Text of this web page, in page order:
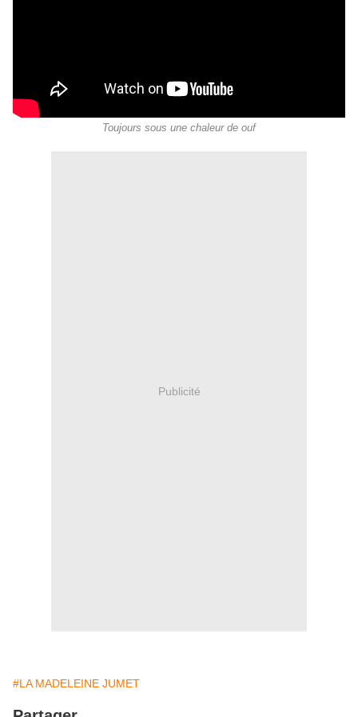
Toujours sous une chaleur de ouf
Publicité
#LA MADELEINE JUMET